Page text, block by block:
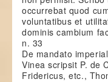
occurrebat quod
voluntatibus et
dominis cambium
n. 33
De mandato
Vinea scripsit P. de
Fridericus, etc.,